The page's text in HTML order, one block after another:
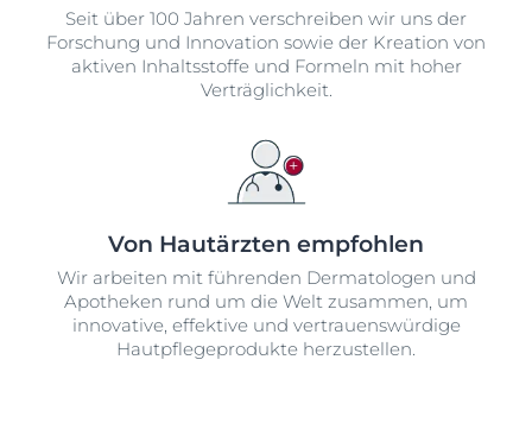
Seit über 100 Jahren verschreiben wir uns der
Forschung und Innovation sowie der Kreation von
aktiven Inhaltsstoffe und Formeln mit hoher
Verträglichkeit.
Von Hautärzten empfohlen
Wir arbeiten mit führenden Dermatologen und
Apotheken rund um die Welt zusammen, um
innovative, effektive und vertrauenswürdige
Hautpflegeprodukte herzustellen.